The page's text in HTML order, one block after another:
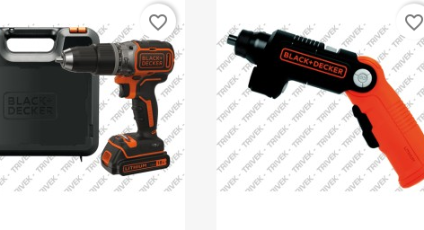
favorite_border favorite_border